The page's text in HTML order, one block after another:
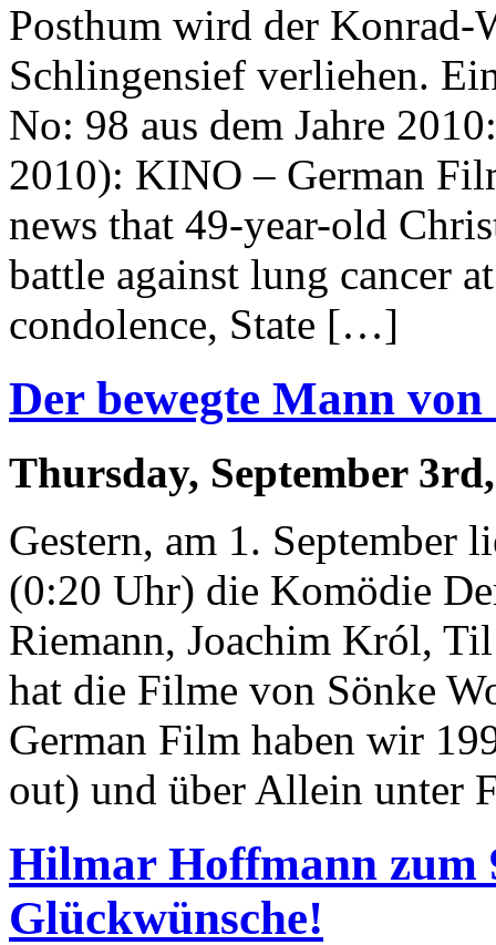
Posthum wird der Konrad-
Schlingensief verliehen.
No: 98 aus dem Jahre
2010): KINO – German
news that 49-year-old
battle against lung cancer
condolence, State […]
Der bewegte Mann
Thursday, September
Gestern, am 1. September
(0:20 Uhr) die Komödie
Riemann, Joachim Król,
hat die Filme von Sönke
German Film haben wir
out) und über Allein unter
Hilmar Hoffmann zum
Glückwünsche!